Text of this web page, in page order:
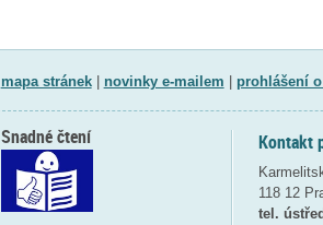
mapa stránek| novinky e-mailem prohlášení
Kontakt
118 12
tel.
Snadné čtení